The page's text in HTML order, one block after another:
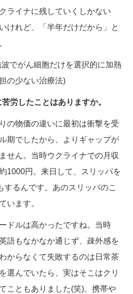
ライナに残していくしかない
けれど、「半年だけだから」と
でがん細胞だけを選択的に加熱
の少ない治療法)
労したことはありますか。
の物価の違いに最初は衝撃を受
期でしたから、よりギャップが
せん。当時ウクライナでの月収
1000円。来日して、スリッパを
するんです。あのスリッパのこ
います。
ドルは高かったですね。当時
語もなかなか通じず、疎外感を
からなくて失敗するのは日常茶
選んでいたら、実はそこはクリ
こともありました(笑)。携帯や